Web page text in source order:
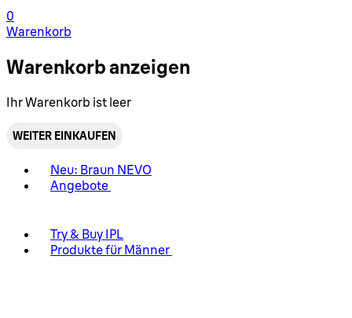
0
Warenkorb
Warenkorb anzeigen
Ihr Warenkorb ist leer
WEITER EINKAUFEN
Neu: Braun NEVO
Angebote
Try & Buy IPL
Produkte für Männer